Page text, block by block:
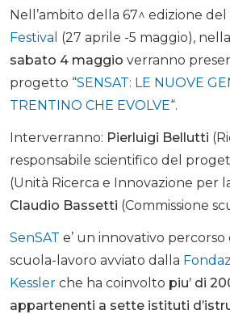
Nell’ambito della 67^ edizione del
Festival (27 aprile -5 maggio),
sabato 4 maggio verranno
progetto “SENSAT: LE NUOVE
TRENTINO CHE EVOLVE“.
Interverranno: Pierluigi Bellutti
responsabile scientifico del
(Unità Ricerca e Innovazione per
Claudio Bassetti (Commissione
SenSAT e’ un innovativo
scuola-lavoro avviato dalla
Kessler che ha coinvolto piu’ di
appartenenti a sette istituti